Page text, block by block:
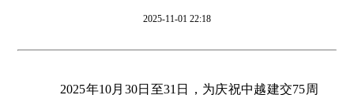
2025-11-01 22:18
2025年10月30日至31日，为庆祝中越建交75周